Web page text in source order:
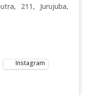
211, Jurujuba,
Instagram